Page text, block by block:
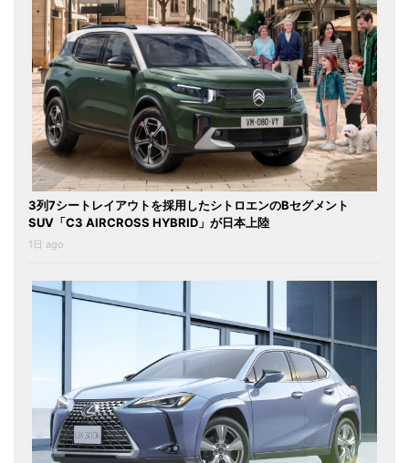
3列7シートレイアウトを採用したシトロエンのBセグメント
SUV「C3 AIRCROSS HYBRID」が日本上陸
1日 ago